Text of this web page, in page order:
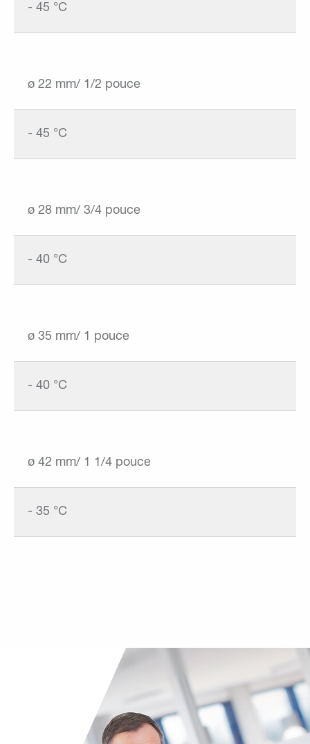
- 45 °C
ø 22 mm/ 1/2 pouce
- 45 °C
ø 28 mm/ 3/4 pouce
- 40 °C
ø 35 mm/ 1 pouce
- 40 °C
ø 42 mm/ 1 1/4 pouce
- 35 °C